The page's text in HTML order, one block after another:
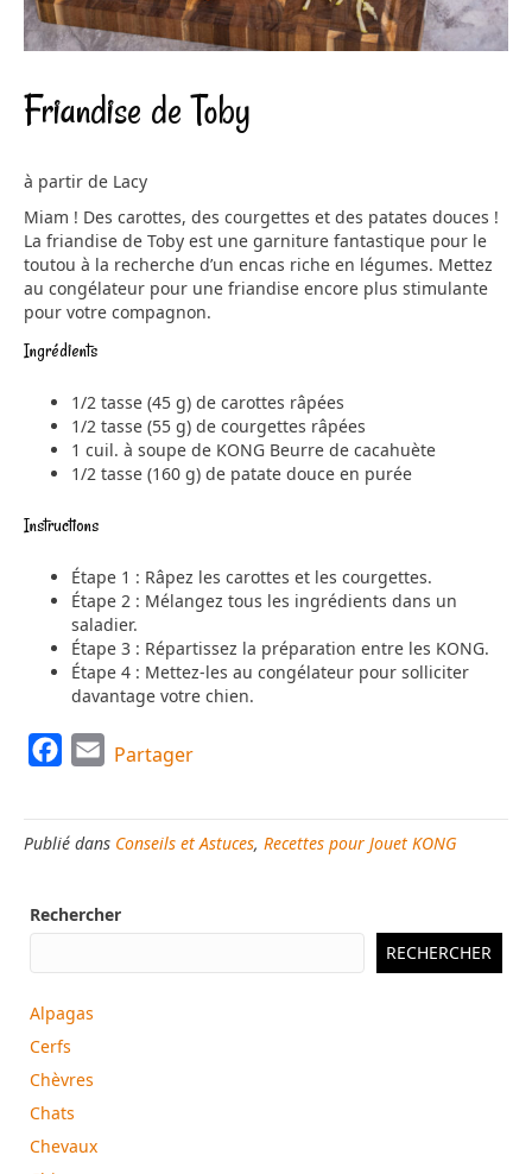
Friandise de Toby
à partir de Lacy
Miam ! Des carottes, des courgettes et des patates douces !
La friandise de Toby est une garniture fantastique pour le
toutou à la recherche d’un encas riche en légumes. Mettez
au congélateur pour une friandise encore plus stimulante
pour votre compagnon.
Ingrédients
1/2 tasse (45 g) de carottes râpées
1/2 tasse (55 g) de courgettes râpées
1 cuil. à soupe de KONG Beurre de cacahuète
1/2 tasse (160 g) de patate douce en purée
Instructions
Étape 1 : Râpez les carottes et les courgettes.
Étape 2 : Mélangez tous les ingrédients dans un
saladier.
Étape 3 : Répartissez la préparation entre les KONG.
Étape 4 : Mettez-les au congélateur pour solliciter
davantage votre chien.
c
e
o
a
i
Partager
Publié dans Conseils et Astuces, Recettes pour Jouet KONG
Rechercher
RECHERCHER
Alpagas
Cerfs
Chèvres
Chats
Chevaux